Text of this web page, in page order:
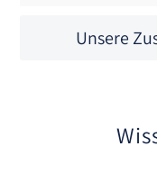
Unsere